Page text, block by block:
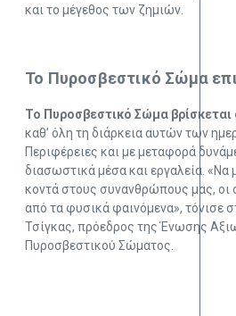
και το μέγεθος των ζημιών.
Το Πυροσβεστικό Σώμα
Το Πυροσβεστικό Σώμα βρίσκεται
καθ’ όλη τη διάρκεια αυτών των
Περιφέρειες και με μεταφορά
διασωστικά μέσα και εργαλεία. «Να
κοντά στους συνανθρώπους μας, οι
από τα φυσικά φαινόμενα», τόνισε
Τσίγκας, πρόεδρος της Ένωσης
Πυροσβεστικού Σώματος.